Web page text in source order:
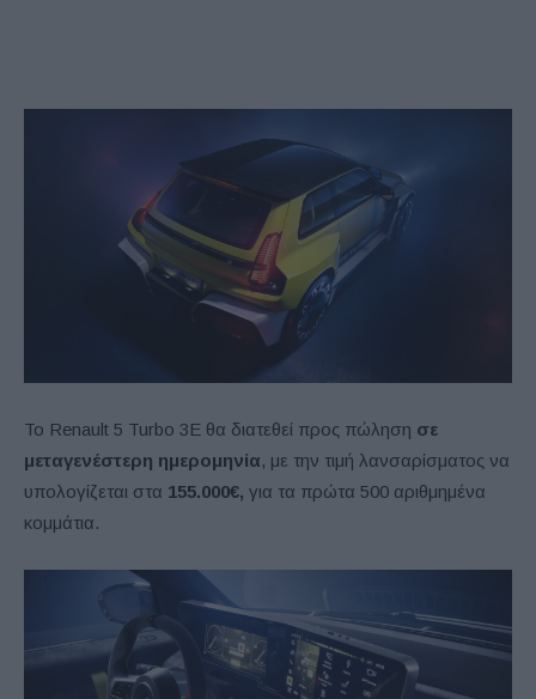
Το Renault 5 Turbo 3E θα διατεθεί προς πώληση σε
μεταγενέστερη ημερομηνία, με την τιμή λανσαρίσματος να
υπολογίζεται στα 155.000€, για τα πρώτα 500 αριθμημένα
κομμάτια.